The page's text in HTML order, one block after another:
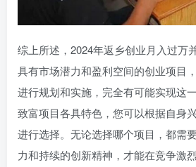
综上所述，2024年返乡创业月入过万
具有市场潜力和盈利空间的创业项目
进行规划和实施，完全有可能实现这
致富项目各具特色，您可以根据自身
进行选择。无论选择哪个项目，都需
力和持续的创新精神，才能在竞争激